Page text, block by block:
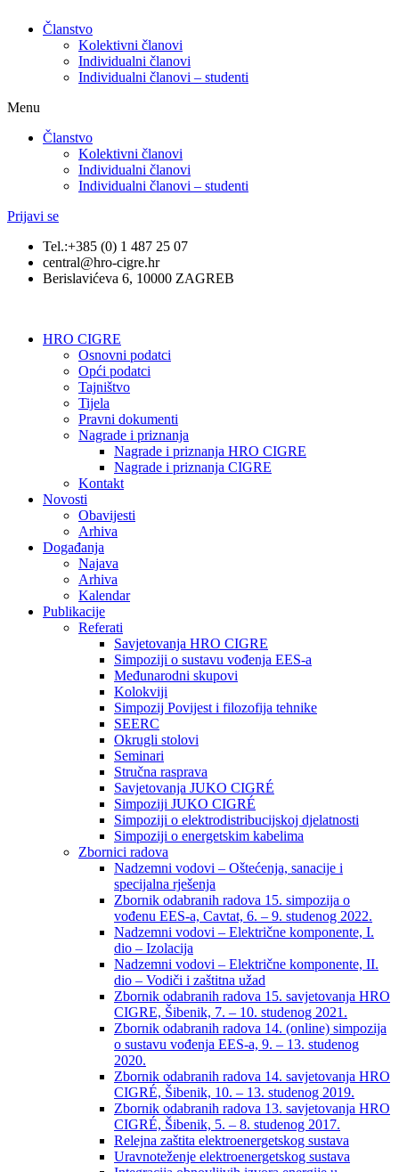
Članstvo
Kolektivni članovi
Individualni članovi
Individualni članovi – studenti
Menu
Članstvo
Kolektivni članovi
Individualni članovi
Individualni članovi – studenti
Prijavi se
Tel.:+385 (0) 1 487 25 07
central@hro-cigre.hr
Berislavićeva 6, 10000 ZAGREB
HRO CIGRE
Osnovni podatci​
Opći podatci
Tajništvo
Tijela
Pravni dokumenti
Nagrade i priznanja
Nagrade i priznanja HRO CIGRE
Nagrade i priznanja CIGRE
Kontakt
Novosti
Obavijesti
Arhiva
Događanja
Najava
Arhiva
Kalendar
Publikacije
Referati
Savjetovanja HRO CIGRE
Simpoziji o sustavu vođenja EES-a
Međunarodni skupovi
Kolokviji​
Simpozij Povijest i filozofija tehnike
SEERC
Okrugli stolovi
Seminari​
Stručna rasprava​
Savjetovanja JUKO CIGRÉ
Simpoziji JUKO CIGRÉ
Simpoziji o elektrodistribucijskoj djelatnosti
Simpoziji o energetskim kabelima
Zbornici radova
Nadzemni vodovi – Oštećenja, sanacije i
specijalna rješenja
Zbornik odabranih radova 15. simpozija o
vođenu EES-a, Cavtat, 6. – 9. studenog 2022.
Nadzemni vodovi – Električne komponente, I.
dio – Izolacija
Nadzemni vodovi – Električne komponente, II.
dio – Vodiči i zaštitna užad
Zbornik odabranih radova 15. savjetovanja HRO
CIGRE, Šibenik, 7. – 10. studenog 2021.
Zbornik odabranih radova 14. (online) simpozija
o sustavu vođenja EES-a, 9. – 13. studenog
2020.
Zbornik odabranih radova 14. savjetovanja HRO
CIGRÉ, Šibenik, 10. – 13. studenog 2019.
Zbornik odabranih radova 13. savjetovanja HRO
CIGRÉ, Šibenik, 5. – 8. studenog 2017.
Relejna zaštita elektroenergetskog sustava
Uravnoteženje elektroenergetskog sustava